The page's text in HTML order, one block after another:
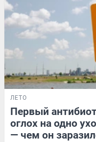
ЛЕТО
Первый
оглох на одно
— чем он